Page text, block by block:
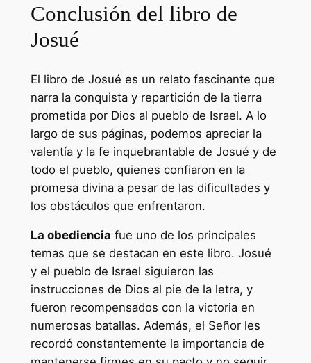
Conclusión del libro de
Josué
El libro de Josué es un relato fascinante que
narra la conquista y repartición de la tierra
prometida por Dios al pueblo de Israel. A lo
largo de sus páginas, podemos apreciar la
valentía y la fe inquebrantable de Josué y de
todo el pueblo, quienes confiaron en la
promesa divina a pesar de las dificultades y
los obstáculos que enfrentaron.
La obediencia fue uno de los principales
temas que se destacan en este libro. Josué
y el pueblo de Israel siguieron las
instrucciones de Dios al pie de la letra, y
fueron recompensados con la victoria en
numerosas batallas. Además, el Señor les
recordó constantemente la importancia de